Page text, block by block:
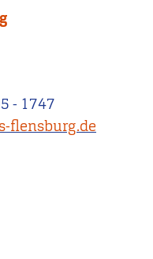
- 1747
flensburg.de